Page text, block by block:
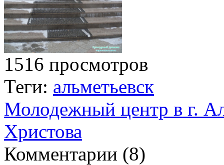
1516 просмотров
Теги: альметьевск
Молодежный центр в г.
Христова
Комментарии (8)